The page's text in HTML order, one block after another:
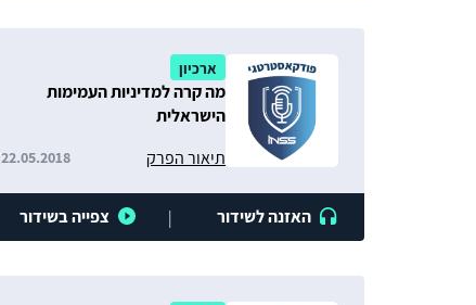
ארכיון
מה קרה למדיניות העמימות
הישראלית
תיאור הפרק
22.05.2018
האזנה לשידור | צפייה בשידור